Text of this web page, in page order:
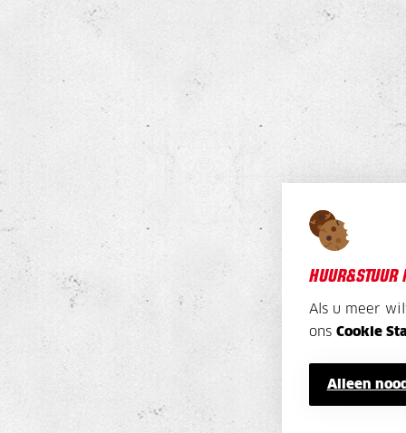
Als u meer
ons Cookie
Alleen